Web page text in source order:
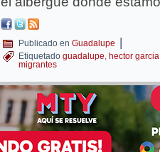
Publicado en Guadalupe |
Etiquetado guadalupe, hector
migrantes